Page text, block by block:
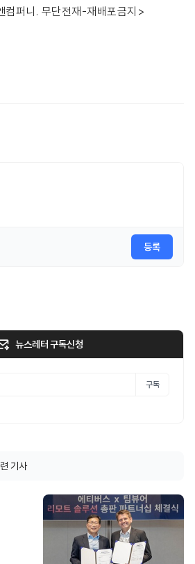
퍼니. 무단전재-재배포금지>
등록
뉴스레터 구독신청
구독
기사